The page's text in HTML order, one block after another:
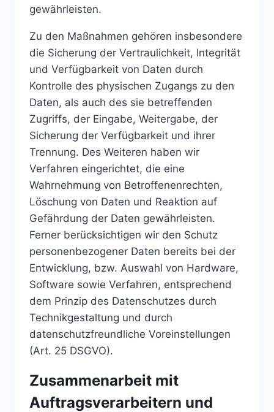
gewährleisten.
Zu den Maßnahmen gehören insbesondere
die Sicherung der Vertraulichkeit, Integrität
und Verfügbarkeit von Daten durch
Kontrolle des physischen Zugangs zu den
Daten, als auch des sie betreffenden
Zugriffs, der Eingabe, Weitergabe, der
Sicherung der Verfügbarkeit und ihrer
Trennung. Des Weiteren haben wir
Verfahren eingerichtet, die eine
Wahrnehmung von Betroffenenrechten,
Löschung von Daten und Reaktion auf
Gefährdung der Daten gewährleisten.
Ferner berücksichtigen wir den Schutz
personenbezogener Daten bereits bei der
Entwicklung, bzw. Auswahl von Hardware,
Software sowie Verfahren, entsprechend
dem Prinzip des Datenschutzes durch
Technikgestaltung und durch
datenschutzfreundliche Voreinstellungen
(Art. 25 DSGVO).
Zusammenarbeit mit
Auftragsverarbeitern und